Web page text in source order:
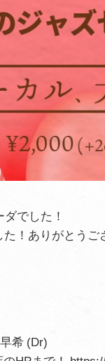
でした！
！ありがとうご
希 (Dr)